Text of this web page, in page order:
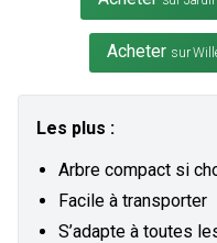
Acheter sur
Les plus :
Arbre compact si
Facile à transporter
S’adapte à toutes